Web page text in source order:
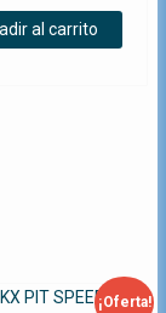
original
era:
es:
al carrito
¡Oferta!